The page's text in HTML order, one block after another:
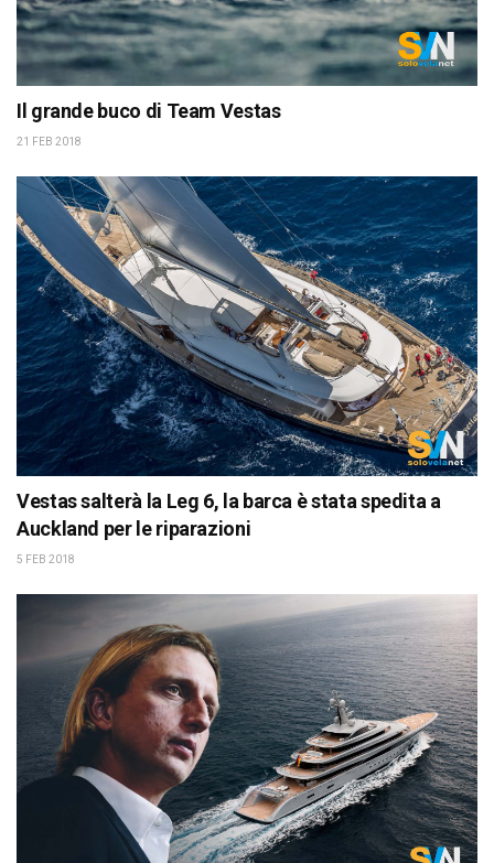
Il grande buco di Team Vestas
21 FEB 2018
Vestas salterà la Leg 6, la barca è stata spedita a
Auckland per le riparazioni
5 FEB 2018